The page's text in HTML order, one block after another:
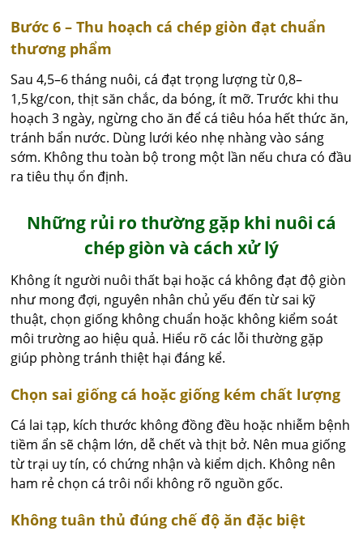
Bước 6 – Thu hoạch cá chép giòn đạt chuẩn
thương phẩm
Sau 4,5–6 tháng nuôi, cá đạt trọng lượng từ 0,8–
1,5 kg/con, thịt săn chắc, da bóng, ít mỡ. Trước khi thu
hoạch 3 ngày, ngừng cho ăn để cá tiêu hóa hết thức ăn,
tránh bẩn nước. Dùng lưới kéo nhẹ nhàng vào sáng
sớm. Không thu toàn bộ trong một lần nếu chưa có đầu
ra tiêu thụ ổn định.
Những rủi ro thường gặp khi nuôi cá
chép giòn và cách xử lý
Không ít người nuôi thất bại hoặc cá không đạt độ giòn
như mong đợi, nguyên nhân chủ yếu đến từ sai kỹ
thuật, chọn giống không chuẩn hoặc không kiểm soát
môi trường ao hiệu quả. Hiểu rõ các lỗi thường gặp
giúp phòng tránh thiệt hại đáng kể.
Chọn sai giống cá hoặc giống kém chất lượng
Cá lai tạp, kích thước không đồng đều hoặc nhiễm bệnh
tiềm ẩn sẽ chậm lớn, dễ chết và thịt bở. Nên mua giống
từ trại uy tín, có chứng nhận và kiểm dịch. Không nên
ham rẻ chọn cá trôi nổi không rõ nguồn gốc.
Không tuân thủ đúng chế độ ăn đặc biệt